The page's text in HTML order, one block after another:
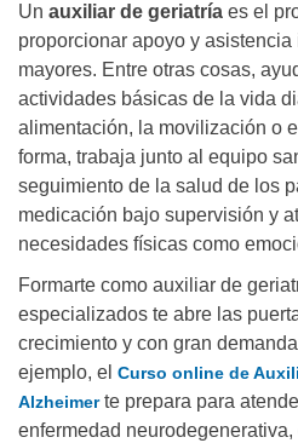
Un auxiliar de geriatría es el
proporcionar apoyo y
mayores. Entre otras cosas,
actividades básicas de la vida
alimentación, la movilización o
forma, trabaja junto al equipo
seguimiento de la salud de los
medicación bajo supervisión y
necesidades físicas como
Formarte como auxiliar de
especializados te abre las
crecimiento y con gran
ejemplo, el Curso online de
Alzheimerte prepara para
enfermedad